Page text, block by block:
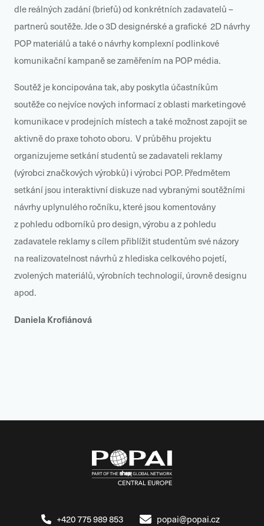
dle reálných zadání (briefů) od konkrétních zadavatelů –
partnerů soutěže. Jde o 3D designérské a grafické 2D návrhy
POP materiálů a také o návrhy komplexní podlinkové
komunikační kampaně se zaměřením na POP média.
Soutěž je koncipována tak, aby poskytla účastníkům
soutěže co nejvíce nových informací z oblasti marketingové
komunikace v prodejních místech a také možnost zapojit se
aktivně do praxe tohoto oboru. V průběhu projektu
organizujeme setkání studentů se zadavateli reklamy
(výrobci značkových výrobků) i výrobci POP. Předmětem
setkání jsou interaktivní diskuze nad vybranými soutěžními
návrhy uplynulého ročníku, které jsou komentovány
z pohledu odborníků pro design, výrobu a z pohledu
zadavatele reklamy s cílem přiblížit studentům své názory
na realizovatelnost návrhů z hlediska celkového pojetí,
zvolených materiálů, výrobních technologií, úrovně designu
apod.
Daniela Krofiánová
+420 775 989 853 popai@popai.cz